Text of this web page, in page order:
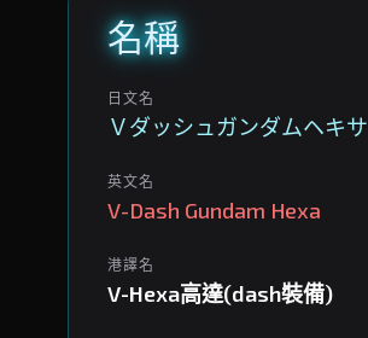
名稱
日文名
Ｖダッシュガンダムヘキサ
英文名
V-Dash Gundam Hexa
港譯名
V-Hexa高達(dash裝備)